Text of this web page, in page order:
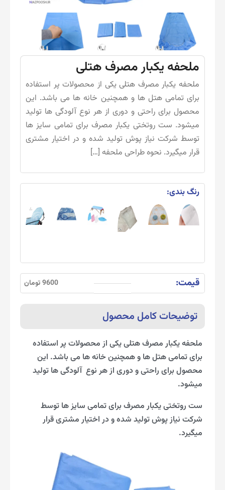
ملحفه یکبار مصرف هتلی
ملحفه یکبار مصرف هتلی یکی از محصولات پر استفاده
برای تمامی هتل ها و همچنین خانه ها می باشد. این
محصول برای راحتی و دوری از هر نوع آلودگی ها تولید
میشود. ست روتختی یکبار مصرف برای تمامی سایز ها
توسط شرکت نیاز پوش تولید شده و در اختیار مشتری
قرار میگیرد. نحوه طراحی ملحفه […]
رنگ بندی:
قیمت: 9600 تومان
توضیحات کامل محصول
ملحفه یکبار مصرف هتلی یکی از محصولات پر استفاده
برای تمامی هتل ها و همچنین خانه ها می باشد. این
محصول برای راحتی و دوری از هر نوع آلودگی ها تولید
میشود.
ست روتختی یکبار مصرف برای تمامی سایز ها توسط
شرکت نیاز پوش تولید شده و در اختیار مشتری قرار
میگیرد.